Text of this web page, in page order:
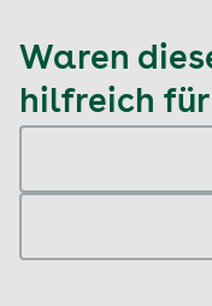
Waren
hilfreich für